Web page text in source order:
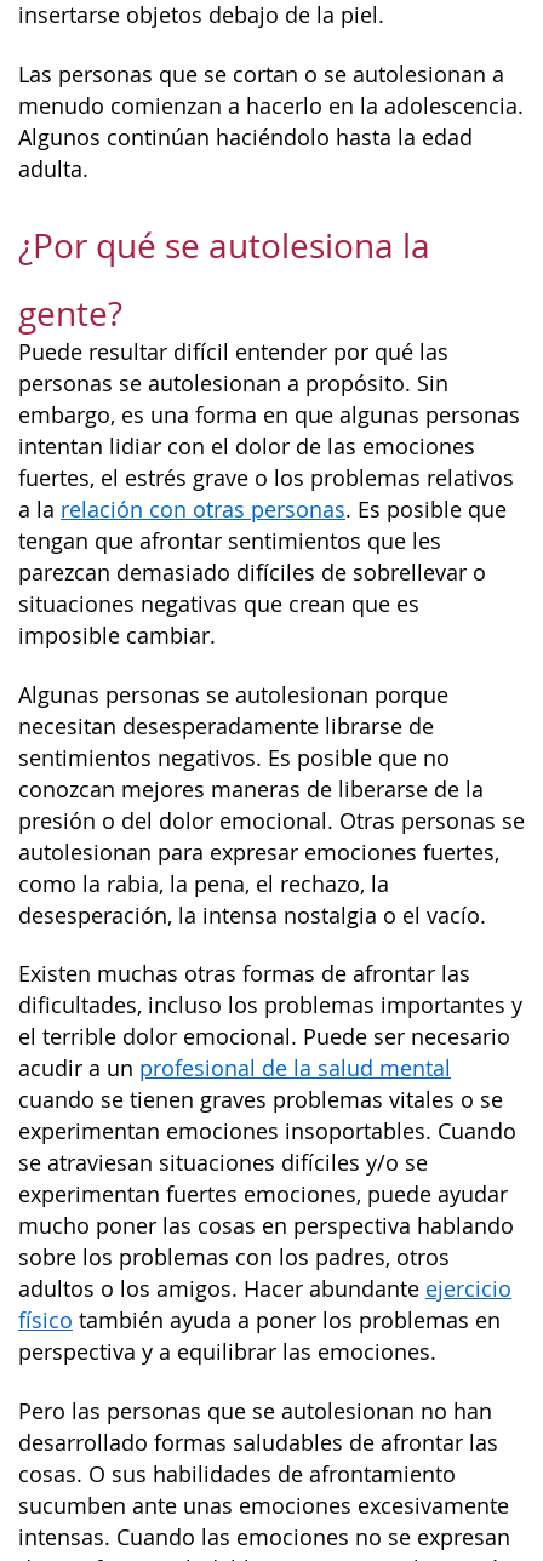
insertarse objetos debajo de la piel.
Las personas que se cortan o se autolesionan a
menudo comienzan a hacerlo en la adolescencia.
Algunos continúan haciéndolo hasta la edad
adulta.
¿Por qué se autolesiona la
gente?
Puede resultar difícil entender por qué las
personas se autolesionan a propósito. Sin
embargo, es una forma en que algunas personas
intentan lidiar con el dolor de las emociones
fuertes, el estrés grave o los problemas relativos
a la relación con otras personas. Es posible que
tengan que afrontar sentimientos que les
parezcan demasiado difíciles de sobrellevar o
situaciones negativas que crean que es
imposible cambiar.
Algunas personas se autolesionan porque
necesitan desesperadamente librarse de
sentimientos negativos. Es posible que no
conozcan mejores maneras de liberarse de la
presión o del dolor emocional. Otras personas se
autolesionan para expresar emociones fuertes,
como la rabia, la pena, el rechazo, la
desesperación, la intensa nostalgia o el vacío.
Existen muchas otras formas de afrontar las
dificultades, incluso los problemas importantes y
el terrible dolor emocional. Puede ser necesario
acudir a un profesional de la salud mental
cuando se tienen graves problemas vitales o se
experimentan emociones insoportables. Cuando
se atraviesan situaciones difíciles y/o se
experimentan fuertes emociones, puede ayudar
mucho poner las cosas en perspectiva hablando
sobre los problemas con los padres, otros
adultos o los amigos. Hacer abundante ejercicio
físico también ayuda a poner los problemas en
perspectiva y a equilibrar las emociones.
Pero las personas que se autolesionan no han
desarrollado formas saludables de afrontar las
cosas. O sus habilidades de afrontamiento
sucumben ante unas emociones excesivamente
intensas. Cuando las emociones no se expresan